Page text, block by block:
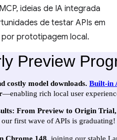
ideias de IA integrada
de testar APIs em
prototipagem local.